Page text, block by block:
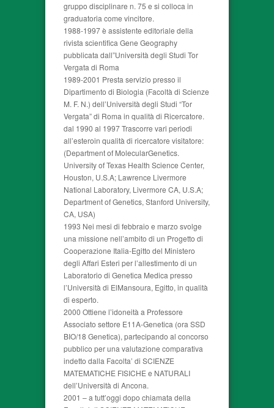
gruppo disciplinare n. 75 e si colloca in
graduatoria come vincitore.
1988-1997 è assistente editoriale della
rivista scientifica Gene Geography
pubblicata dall”Università degli Studi Tor
Vergata di Roma
1989-2001 Presta servizio presso il
Dipartimento di Biologia (Facoltà di Scienze
M. F. N.) dell’Università degli Studi “Tor
Vergata” di Roma in qualità di Ricercatore.
dal 1990 al 1997 Trascorre vari periodi
all’esteroin qualità di ricercatore visitatore:
(Department of MolecularGenetics.
University of Texas Health Science Center,
Houston, U.S.A; Lawrence Livermore
National Laboratory, Livermore CA, U.S.A;
Department of Genetics, Stanford University,
CA, USA)
1993 Nei mesi di febbraio e marzo svolge
una missione nell’ambito di un Progetto di
Cooperazione Italia-Egitto del Ministero
degli Affari Esteri per l’allestimento di un
Laboratorio di Genetica Medica presso
l’Università di ElMansoura, Egitto, in qualità
di esperto.
2000 Ottiene l’idoneità a Professore
Associato settore E11A-Genetica (ora SSD
BIO/18 Genetica), partecipando al concorso
pubblico per una valutazione comparativa
indetto dalla Facolta’ di SCIENZE
MATEMATICHE FISICHE e NATURALI
dell’Università di Ancona.
2001 – a tutt’oggi dopo chiamata della